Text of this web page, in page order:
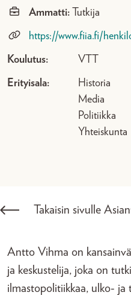
Ammatti: Tutkija
https://www.fiia.fi/
Koulutus: VTT
Erityisala:
Historia
Media
Politiikka
Yhteiskunta
Takaisin sivulle
Antto Vihma on
ja keskustelija, joka on
ilmastopolitiikkaa, ulko- ja